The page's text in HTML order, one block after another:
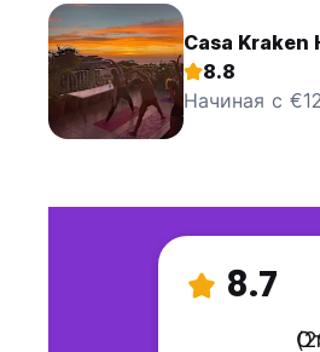
Casa Kraken
8.8
Начиная с
8.7